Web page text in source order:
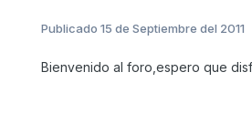
Publicado 15 de Septiembre del 2011
Bienvenido al foro,espero que